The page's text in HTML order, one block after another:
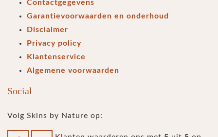
Contactgegevens
Garantievoorwaarden en onderhoud
Disclaimer
Privacy policy
Klantenservice
Algemene voorwaarden
Social
Volg Skins by Nature op: